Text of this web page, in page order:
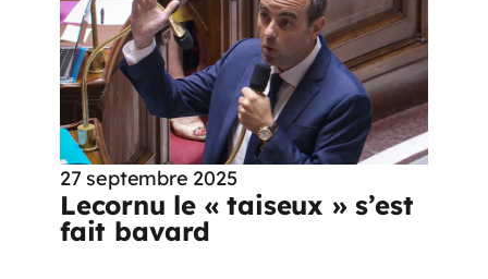
27 septembre 2025
Lecornu le « taiseux » s’est
fait bavard